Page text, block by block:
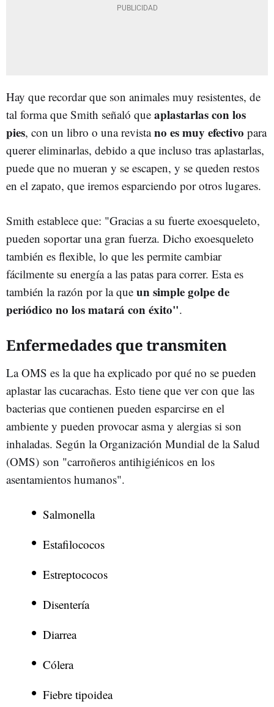
Hay que recordar que son animales muy resistentes, de
tal forma que Smith señaló que aplastarlas con los
pies, con un libro o una revistano es muy efectivo para
querer eliminarlas, debido a que incluso tras aplastarlas,
puede que no mueran y se escapen, y se queden restos
en el zapato, que iremos esparciendo por otros lugares.
Smith establece que: "Gracias a su fuerte exoesqueleto,
pueden soportar una gran fuerza. Dicho exoesqueleto
también es flexible, lo que les permite cambiar
fácilmente su energía a las patas para correr. Esta es
también la razón por la que un simple golpe de
periódico no los matará con éxito".
Enfermedades que transmiten
La OMS es la que ha explicado por qué no se pueden
aplastar las cucarachas. Esto tiene que ver con que las
bacterias que contienen pueden esparcirse en el
ambiente y pueden provocar asma y alergias si son
inhaladas. Según la Organización Mundial de la Salud
(OMS) son "carroñeros antihigiénicos en los
asentamientos humanos".
Salmonella
Estafilococos
Estreptococos
Disentería
Diarrea
Cólera
Fiebre tipoidea